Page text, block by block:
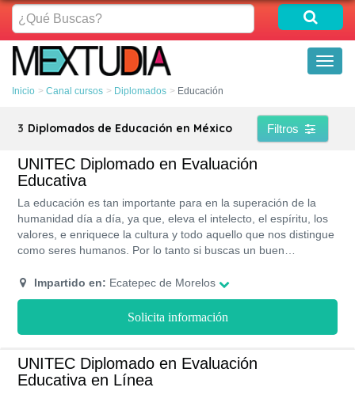
¿Qué
Buscas?
Inicio Canal cursos Diplomados Educación
3 Diplomados de Educación en México Filtros
UNITEC Diplomado en Evaluación
Educativa
La educación es tan importante para en la superación de la
humanidad día a día, ya que, eleva el intelecto, el espíritu, los
valores, e enriquece la cultura y todo aquello que nos distingue
como seres humanos. Por lo tanto si buscas un buen
no dudes en conocer la oferta que te ofrece la UNITEC.
Impartido en: Ecatepec de Morelos
Solicita información
UNITEC Diplomado en Evaluación
Educativa en Línea